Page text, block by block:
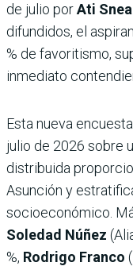
de julio porAti
difundidos, el
% de favoritismo,
inmediato
Esta nueva
julio de 2026 sobre
distribuida
Asunción y
socioeconómico.
Soledad Núñez
%, Rodrigo Franco